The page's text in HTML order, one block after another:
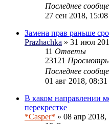
Последнее
27 сен 2018, 15:08
Замена прав раньше
Prazhachka » 31 июл
11 Ответы
23121
Последнее
01 авг 2018, 08:31
В каком направлении
перекрестке
*Casper* » 08 апр 2018,